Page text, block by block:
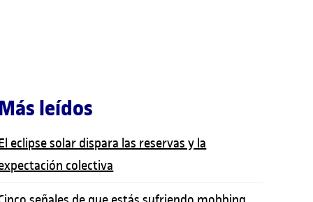
leídos
eclipse solar dispara las reservas y la
colectiva